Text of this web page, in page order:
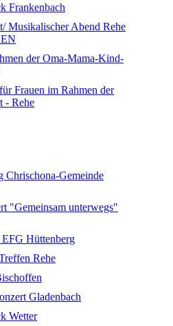
Frankenbach
Musikalischer Abend Rehe
der Oma-Mama-Kind-
Frauen im Rahmen der
- Rehe
Chrischona-Gemeinde
"Gemeinsam unterwegs"
Hüttenberg
Rehe
Gladenbach
Wetter